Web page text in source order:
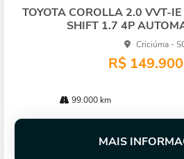
TOYOTA COROLLA 2.0 VVT-
SHIFT 1.7 4P
Criciúma -
R$
99.000 km
MAIS